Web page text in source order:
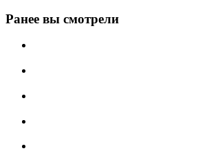
Ранее вы смотрели